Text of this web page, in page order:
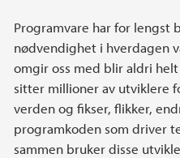
Programvare har for lengst
nødvendighet i hverdagen
omgir oss med blir aldri
sitter millioner av utviklere
verden og fikser, flikker,
programkoden som driver
sammen bruker disse